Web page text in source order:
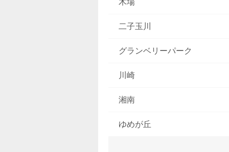
二子玉川
グランベリーパーク
川崎
湘南
ゆめが丘